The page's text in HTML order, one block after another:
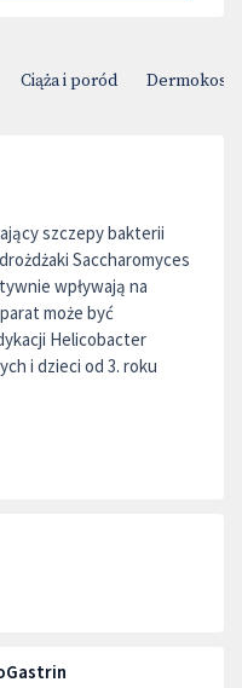
Ciąża i poród
szczepy bakterii
Saccharomyces
wpływają na
może być
Helicobacter
i dzieci od 3. roku